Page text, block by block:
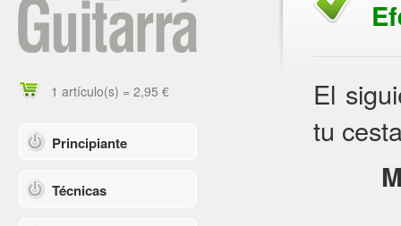
1 artículo(s) = 2,95 €
Principiante
Técnicas
El
tu